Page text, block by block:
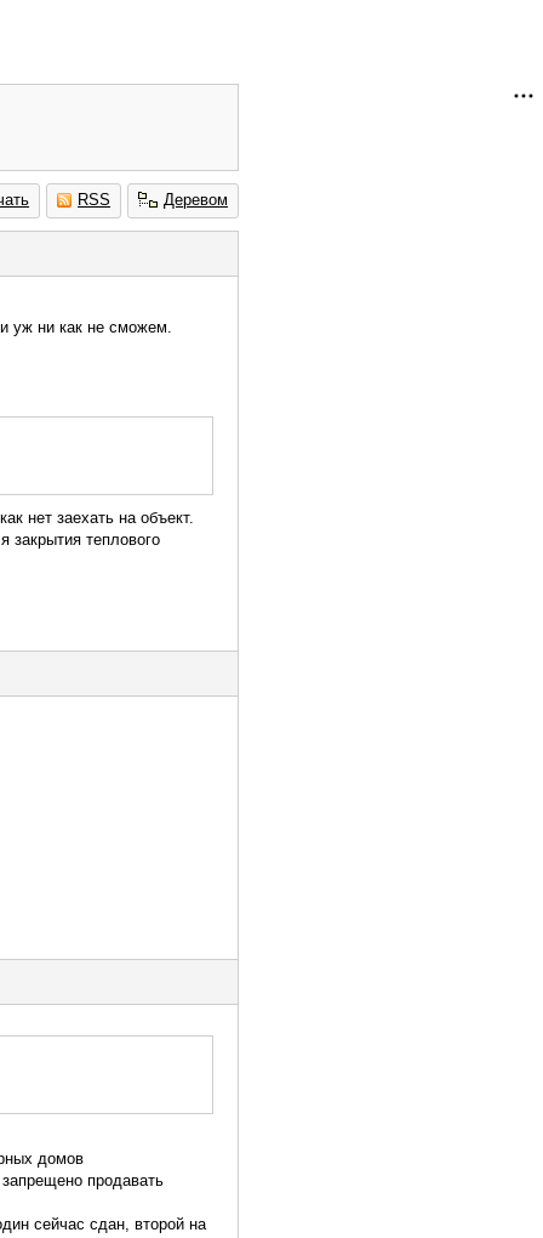
RSS Деревом
уж ни как не сможем.
нет заехать на объект.
закрытия теплового
домов
продавать
сейчас сдан, второй на